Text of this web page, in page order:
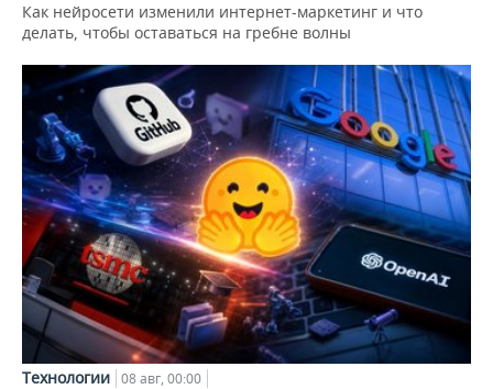
Как нейросети изменили интернет-маркетинг и что
делать, чтобы оставаться на гребне волны
Технологии 08 авг, 00:00